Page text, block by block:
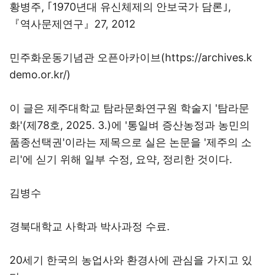
황병주, ｢1970년대 유신체제의 안보국가 담론｣,
『역사문제연구』27, 2012
민주화운동기념관 오픈아카이브(https://archives.k
demo.or.kr/)
이 글은 제주대학교 탐라문화연구원 학술지 '탐라문
화'(제78호, 2025. 3.)에 '통일벼 증산농정과 농민의
품종선택권'이라는 제목으로 실은 논문을 '제주의 소
리'에 싣기 위해 일부 수정, 요약, 정리한 것이다.
김병수
경북대학교 사학과 박사과정 수료.
20세기 한국의 농업사와 환경사에 관심을 가지고 있